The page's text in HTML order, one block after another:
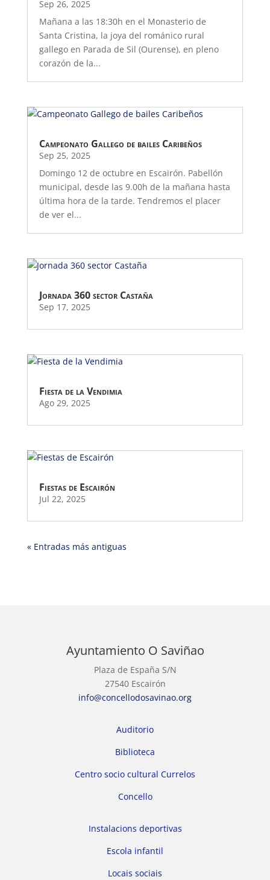
Sep 26, 2025
Mañana a las 18:30h en el Monasterio de
Santa Cristina, la joya del románico rural
gallego en Parada de Sil (Ourense), en pleno
corazón de la...
Campeonato Gallego de bailes Caribeños
Sep 25, 2025
Domingo 12 de octubre en Escairón. Pabellón
municipal, desde las 9.00h de la mañana hasta
última hora de la tarde. Tendremos el placer
de ver el...
Jornada 360 sector Castaña
Sep 17, 2025
Fiesta de la Vendimia
Ago 29, 2025
Fiestas de Escairón
Jul 22, 2025
« Entradas más antiguas
Ayuntamiento O Saviñao
Plaza de España S/N
27540 Escairón
info@concellodosavinao.org
Auditorio
Biblioteca
Centro socio cultural Currelos
Concello
Instalacions deportivas
Escola infantil
Locais sociais